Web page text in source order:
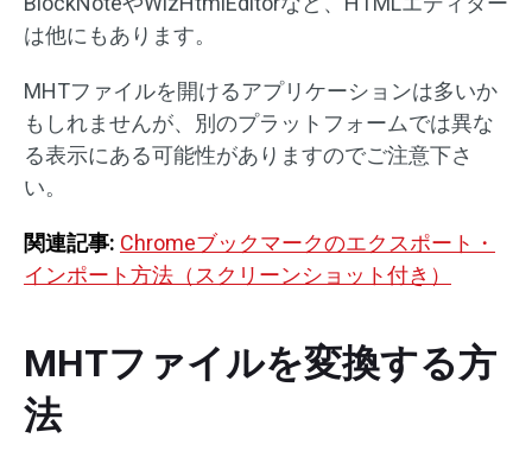
は他にもあります。
MHTファイルを開けるアプリケーションは多いか
もしれませんが、別のプラットフォームでは異な
る表示にある可能性がありますのでご注意下さ
い。
関連記事: Chromeブックマークのエクスポート・
インポート方法（スクリーンショット付き）
MHTファイルを変換する方
法